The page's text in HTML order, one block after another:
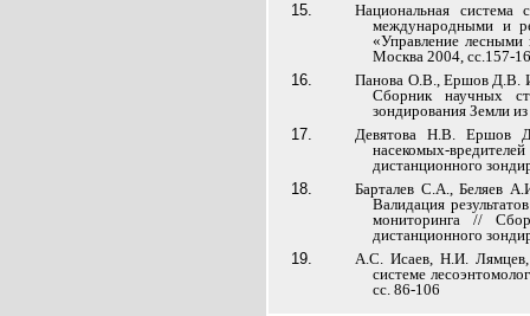
Национальная
международными и
«Управление лесными
Москва 2004, сс.157-
Панова О.В., Ершов Д.В.
Сборник научных
зондирования Земли
Девятова Н.В. Ершов
насекомых-
дистанционного
Барталев С.А., Беляев
Валидация
мониторинга //
дистанционного
А.С. Исаев, Н.И. Лямцев,
системе
сс. 86-106